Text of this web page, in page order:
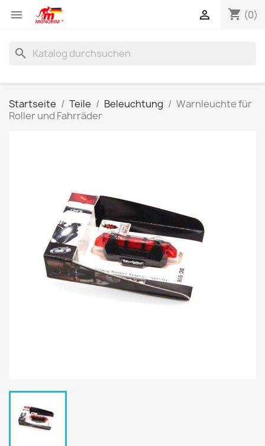
 shopping_cart (0)

search
Startseite Teile Beleuchtung
Warnleuchte für
Roller und Fahrräder